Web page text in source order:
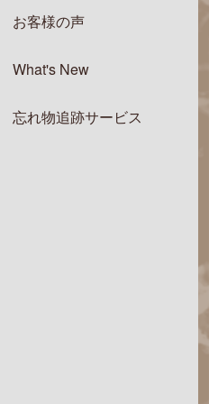
お客様の声
What's New
忘れ物追跡サービス